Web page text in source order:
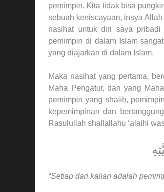
pemimpin. Kita tidak bisa
sebuah keniscayaan, insya
nasihat untuk diri saya
pemimpin di dalam Islam
yang diajarkan di dalam Islam.
Maka nasihat yang pertama,
Maha Pengatur, dan yang
pemimpin yang shalih,
kepemimpinan dan
Rasulullah shallallahu ‘alaihi
“Setiap dari kalian adalah